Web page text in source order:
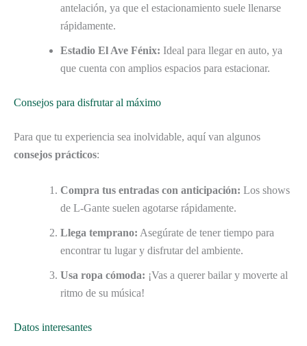
antelación, ya que el estacionamiento suele llenarse
rápidamente.
Estadio El Ave Fénix: Ideal para llegar en auto, ya
que cuenta con amplios espacios para estacionar.
Consejos para disfrutar al máximo
Para que tu experiencia sea inolvidable, aquí van algunos
consejos prácticos:
Compra tus entradas con anticipación: Los shows
de L-Gante suelen agotarse rápidamente.
Llega temprano: Asegúrate de tener tiempo para
encontrar tu lugar y disfrutar del ambiente.
Usa ropa cómoda: ¡Vas a querer bailar y moverte al
ritmo de su música!
Datos interesantes